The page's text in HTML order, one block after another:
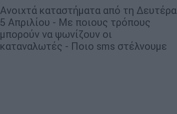
Ανοιχτά καταστήματα από τη Δευτέρα
5 Απριλίου - Με ποιους τρόπους
μπορούν να ψωνίζουν οι
καταναλωτές - Ποιο sms στέλνουμε